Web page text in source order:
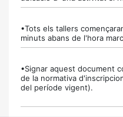
•Tots els tallers
minuts abans de l'hora
•Signar aquest document
de la normativa
del període vigent).